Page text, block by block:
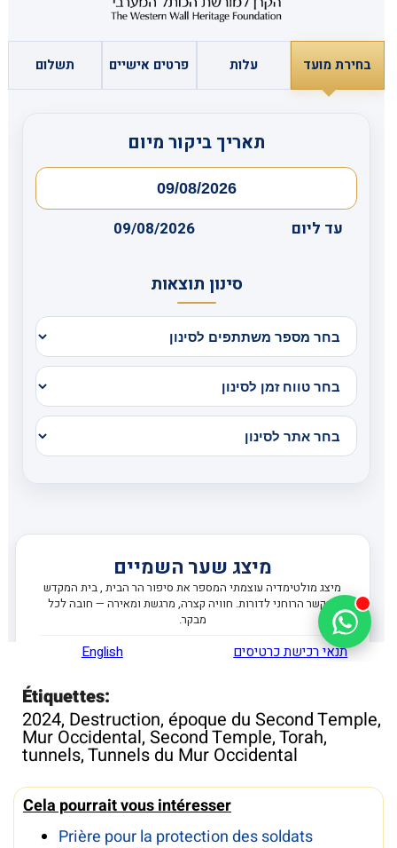
Étiquettes:
2024, Destruction, époque du Second Temple,
Mur Occidental, Second Temple,Torah,
tunnels,Tunnels du Mur Occidental
Cela pourrait vous intéresser
Prière pour la protection des soldats